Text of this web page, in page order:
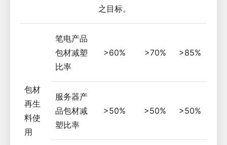
之目标。
包材
再生
料使
用
笔电产品
包材减塑
比率
>60% >70% >85%
服务器产
品包材减
塑比率
>50% >50% >50%